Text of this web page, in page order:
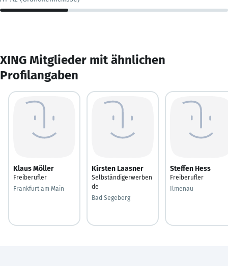
XING Mitglieder mit ähnlichen
Profilangaben
Klaus Möller
Freiberufler
Frankfurt am Main
Kirsten Laasner
Selbständigerwerben
de
Bad Segeberg
Steffen Hess
Freiberufler
Ilmenau